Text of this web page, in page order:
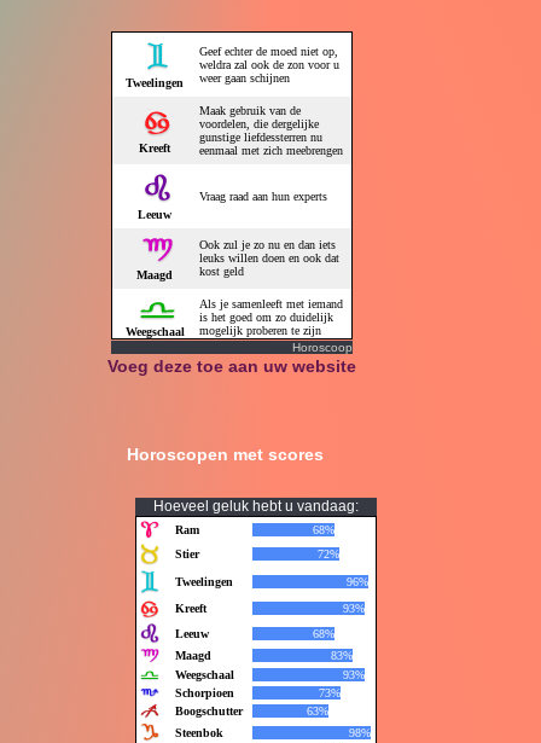
Horoscoop
Voeg deze toe aan uw website
Horoscopen met scores
Hoeveel geluk hebt u vandaag: